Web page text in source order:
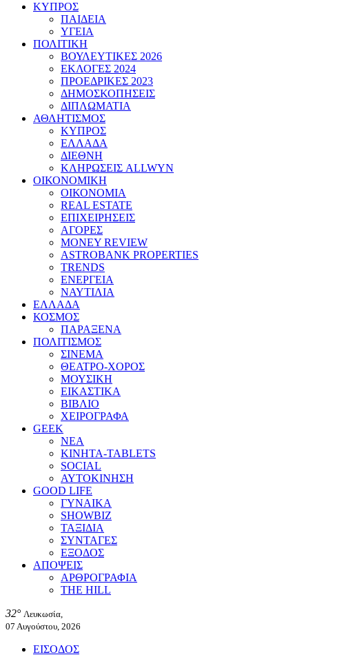
ΚΥΠΡΟΣ
ΠΑΙΔΕΙΑ
ΥΓΕΙΑ
ΠΟΛΙΤΙΚΗ
ΒΟΥΛΕΥΤΙΚΕΣ 2026
ΕΚΛΟΓΕΣ 2024
ΠΡΟΕΔΡΙΚΕΣ 2023
ΔΗΜΟΣΚΟΠΗΣΕΙΣ
ΔΙΠΛΩΜΑΤΙΑ
ΑΘΛΗΤΙΣΜΟΣ
ΚΥΠΡΟΣ
ΕΛΛΑΔΑ
ΔΙΕΘΝΗ
ΚΛΗΡΩΣΕΙΣ ALLWYN
ΟΙΚΟΝΟΜΙΚΗ
ΟΙΚΟΝΟΜΙΑ
REAL ESTATE
ΕΠΙΧΕΙΡΗΣΕΙΣ
ΑΓΟΡΕΣ
MONEY REVIEW
ASTROBANK PROPERTIES
TRENDS
ΕΝΕΡΓΕΙΑ
ΝΑΥΤΙΛΙΑ
ΕΛΛΑΔΑ
ΚΟΣΜΟΣ
ΠΑΡΑΞΕΝΑ
ΠΟΛΙΤΙΣΜΟΣ
ΣΙΝΕΜΑ
ΘΕΑΤΡΟ-ΧΟΡΟΣ
ΜΟΥΣΙΚΗ
ΕΙΚΑΣΤΙΚΑ
ΒΙΒΛΙΟ
ΧΕΙΡΟΓΡΑΦΑ
GEEK
ΝΕΑ
ΚΙΝΗΤΑ-TABLETS
SOCIAL
ΑΥΤΟΚΙΝΗΣΗ
GOOD LIFE
ΓΥΝΑΙΚΑ
SHOWBIZ
ΤΑΞΙΔΙΑ
ΣΥΝΤΑΓΕΣ
ΕΞΟΔΟΣ
ΑΠΟΨΕΙΣ
ΑΡΘΡΟΓΡΑΦΙΑ
THE HILL
32° Λευκωσία,
07 Αυγούστου, 2026
ΕΙΣΟΔΟΣ